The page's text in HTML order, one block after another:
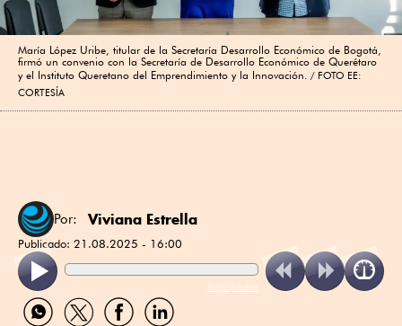
María López Uribe, titular de la Secretaría Desarrollo Económico de Bogotá,
firmó un convenio con la Secretaría de Desarrollo Económico de Querétaro
y el Instituto Queretano del Emprendimiento y la Innovación.
FOTO EE:
CORTESÍA
Por: Viviana Estrella
Publicado: 21.08.2025 - 16:00
ReadSpeaker
Compartir
por
Compartir
por
Compartir
por
Compartir
por